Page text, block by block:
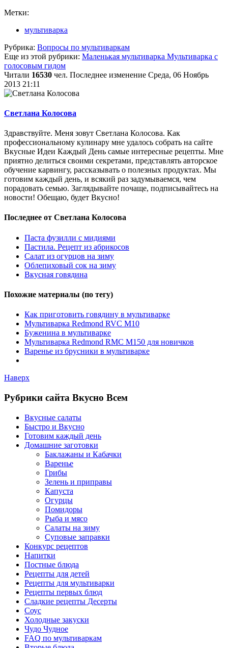
Метки:
мультиварка
Рубрика: Вопросы по мультиваркам
Еще из этой рубрики: Маленькая мультиварка Мультиварка с
голосовым гидом
Читали 16530 чел. Последнее изменение Среда, 06 Ноябрь
2013 21:11
Светлана Колосова
Здравствуйте. Меня зовут Светлана Колосова. Как
профессиональному кулинару мне удалось собрать на сайте
Вкусные Идеи Каждый День самые интересные рецепты. Мне
приятно делиться своими секретами, представлять авторское
обучение карвингу, рассказывать о полезных продуктах. Мы
готовим каждый день, и всякий раз задумываемся, чем
порадовать семью. Заглядывайте почаще, подписывайтесь на
новости! Обещаю, будет Вкусно!
Последнее от Светлана Колосова
Паста фузилли с мидиями
Пастила. Рецепт из абрикосов
Салат из огурцов на зиму
Облепиховый сок на зиму
Вкусная говядина
Похожие материалы (по тегу)
Как приготовить говядину в мультиварке
Мультиварка Redmond RVC M10
Буженина в мультиварке
Мультиварка Redmond RMC M150 для новичков
Варенье из брусники в мультиварке
Наверх
Рубрики сайта Вкусно Всем
Вкусные салаты
Быстро и Вкусно
Готовим каждый день
Домашние заготовки
Баклажаны и Кабачки
Варенье
Грибы
Зелень и приправы
Капуста
Огурцы
Помидоры
Рыба и мясо
Салаты на зиму
Суповые заправки
Конкурс рецептов
Напитки
Постные блюда
Рецепты для детей
Рецепты для мультиварки
Рецепты первых блюд
Сладкие рецепты Десерты
Соус
Холодные закуски
Чудо Чудное
FAQ по мультиваркам